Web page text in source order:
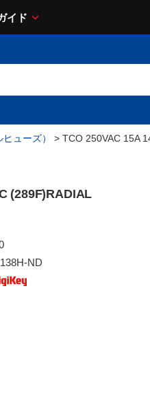
イド
ューズ） > TCO 250VAC 15A
(289F)RADIAL
ND